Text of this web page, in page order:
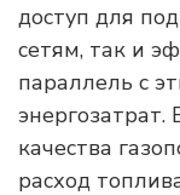
доступ для
сетям, так и
параллель с
качества
расход